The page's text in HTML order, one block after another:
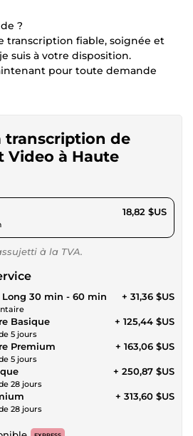
?
transcription fiable, soignée et
suis à votre disposition.
pour toute demande
transcription de
Video à Haute
17,34 $US 18,82 $US
à la TVA.
30 min - 60 min + 31,36 $US
Basique
5 jours
+ 125,44 $US
Premium
5 jours
+ 163,06 $US
Basique
28 jours
+ 250,87 $US
28 jours
+ 313,60 $US